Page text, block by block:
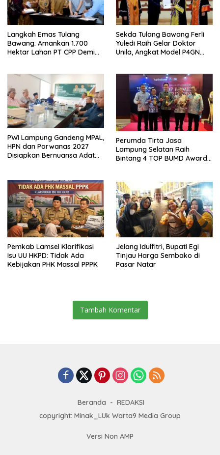
Langkah Emas Tulang
Bawang: Amankan 1.700
Hektar Lahan PT CPP Demi
Sekda Tulang Bawang Ferli
Yuledi Raih Gelar Doktor
Unila, Angkat Model P4GN
PWI Lampung Gandeng MPAL,
HPN dan Porwanas 2027
Disiapkan Bernuansa Adat
Perumda Tirta Jasa
Lampung Selatan Raih
Bintang 4 TOP BUMD Awards
Pemkab Lamsel Klarifikasi
Isu UU HKPD: Tidak Ada
Kebijakan PHK Massal PPPK
Jelang Idulfitri, Bupati Egi
Tinjau Harga Sembako di
Pasar Natar
Tambah Komentar
Beranda
REDAKSI
copyright: Minak_LUk Warta9 Media Group
Versi Non AMP